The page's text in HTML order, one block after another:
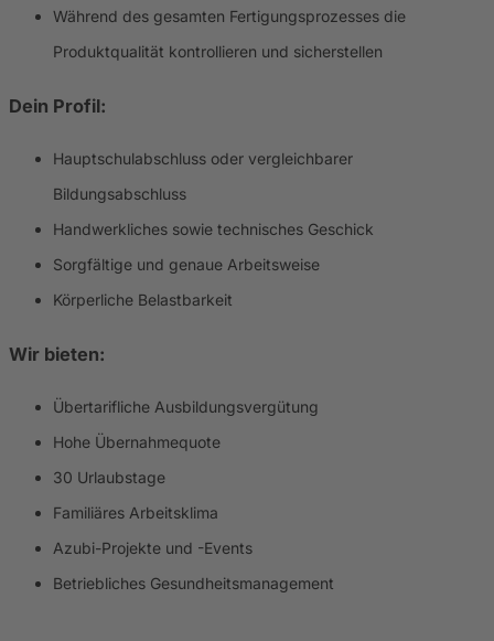
Während des gesamten Fertigungsprozesses die
Produktqualität kontrollieren und sicherstellen
Dein Profil:
Hauptschulabschluss oder vergleichbarer
Bildungsabschluss
Handwerkliches sowie technisches Geschick
Sorgfältige und genaue Arbeitsweise
Körperliche Belastbarkeit
Wir bieten:
Übertarifliche Ausbildungsvergütung
Hohe Übernahmequote
30 Urlaubstage
Familiäres Arbeitsklima
Azubi-Projekte und -Events
Betriebliches Gesundheitsmanagement